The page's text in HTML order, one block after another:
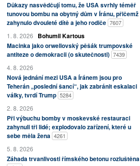
Důkazy nasvědčují tomu, že USA svrhly téměř
tunovou bombu na obytný dům v Íránu, přičemž
zahynulo dvouleté dítě a jeho rodiče 7607
1. 8. 2026
Bohumil Kartous
Macinka jako orwellovský pěšák trumpovské
antiteze o demokracii (o skutečnosti) 7439
4. 8. 2026
Nová jednání mezi USA a Íránem jsou pro
Teherán „poslední šancí“, jak zabránit eskalaci
války, tvrdí Trump 5284
2. 8. 2026
Při výbuchu bomby v moskevské restauraci
zahynuli tři lidé; explodovalo zařízení, které u
sebe měla žena 4261
5. 8. 2026
Záhada trvanlivosti římského betonu rozluštěna